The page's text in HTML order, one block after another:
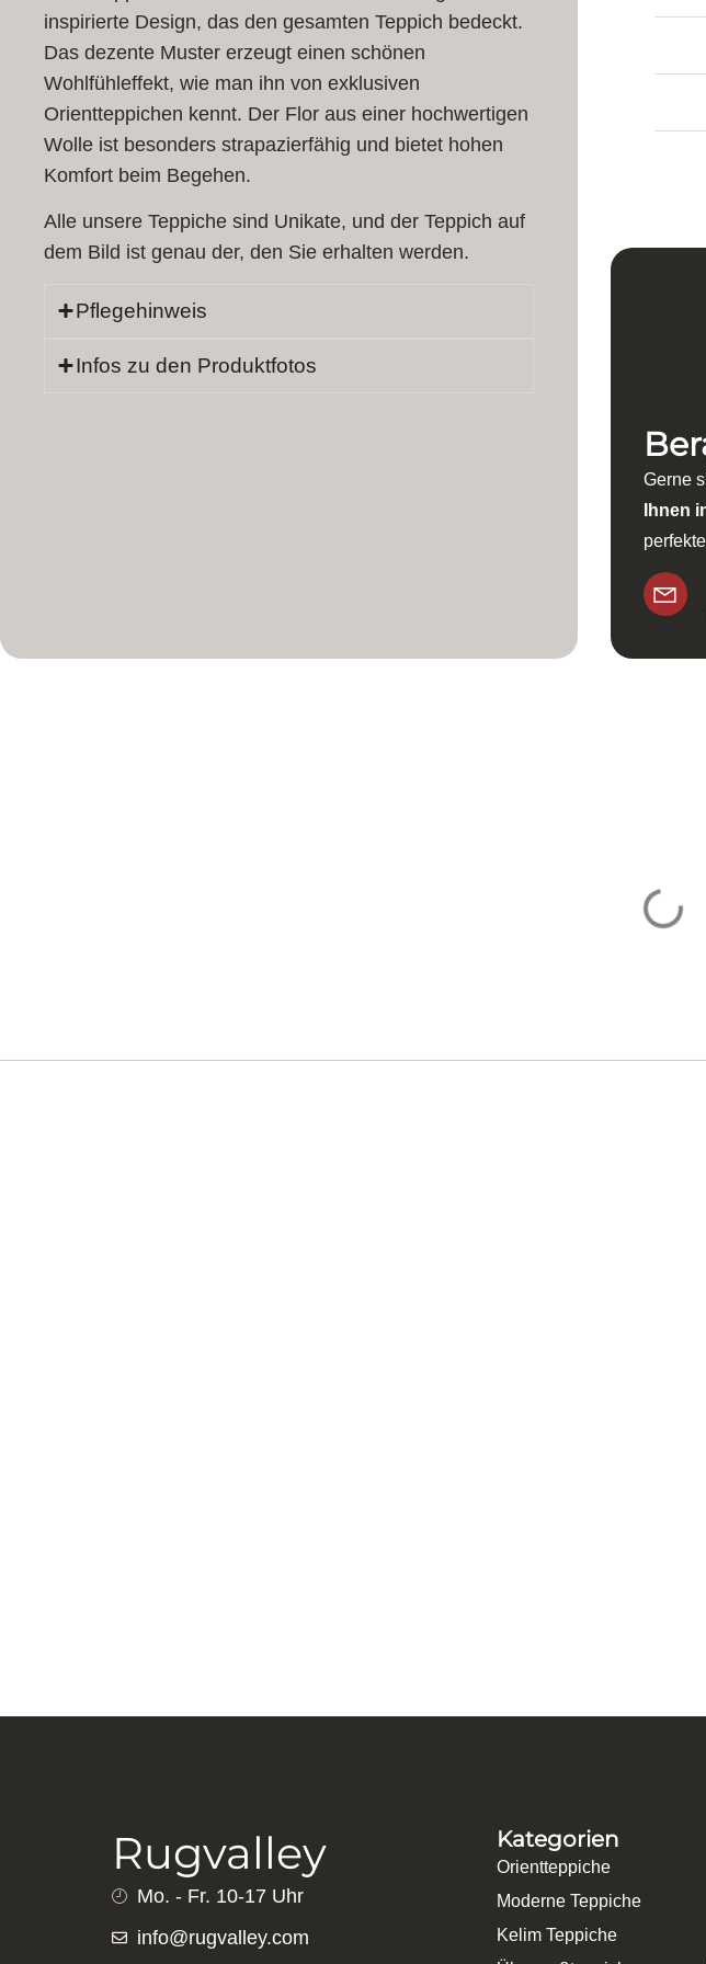
inspirierte Design, das den gesamten Teppich bedeckt.
Das dezente Muster erzeugt einen schönen
Wohlfühleffekt, wie man ihn von exklusiven
Orientteppichen kennt. Der Flor aus einer hochwertigen
Wolle ist besonders strapazierfähig und bietet hohen
Komfort beim Begehen.
Alle unsere Teppiche sind Unikate, und der Teppich auf
dem Bild ist genau der, den Sie erhalten werden.
Pflegehinweis
Infos zu den Produktfotos
Gerne
Ihnen
Rugvalley
Mo. - Fr. 10-17 Uhr
info@rugvalley.com
Kategorien
Orientteppiche
Moderne Teppiche
Kelim Teppiche